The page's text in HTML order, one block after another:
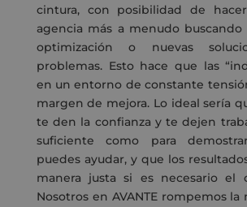
cintura, con posibilidad de
agencia más a menudo buscando
optimizacióno nuevas
problemas.Esto hace que las
en unentorno de constante
margen de mejora. Lo idealsería
teden la confianza y tedejen
suficiente
como para
puedes ayudar, y que los
manera justa si es necesarioel
Nosotros en AVANTE rompemos la